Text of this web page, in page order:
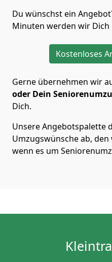
Du wünschst ein
Minuten werden wir Dich
Kostenloses
Gerne übernehmen wir
oder Dein
Dich.
Unsere Angebotspalette
Umzugswünsche ab,
wenn es um